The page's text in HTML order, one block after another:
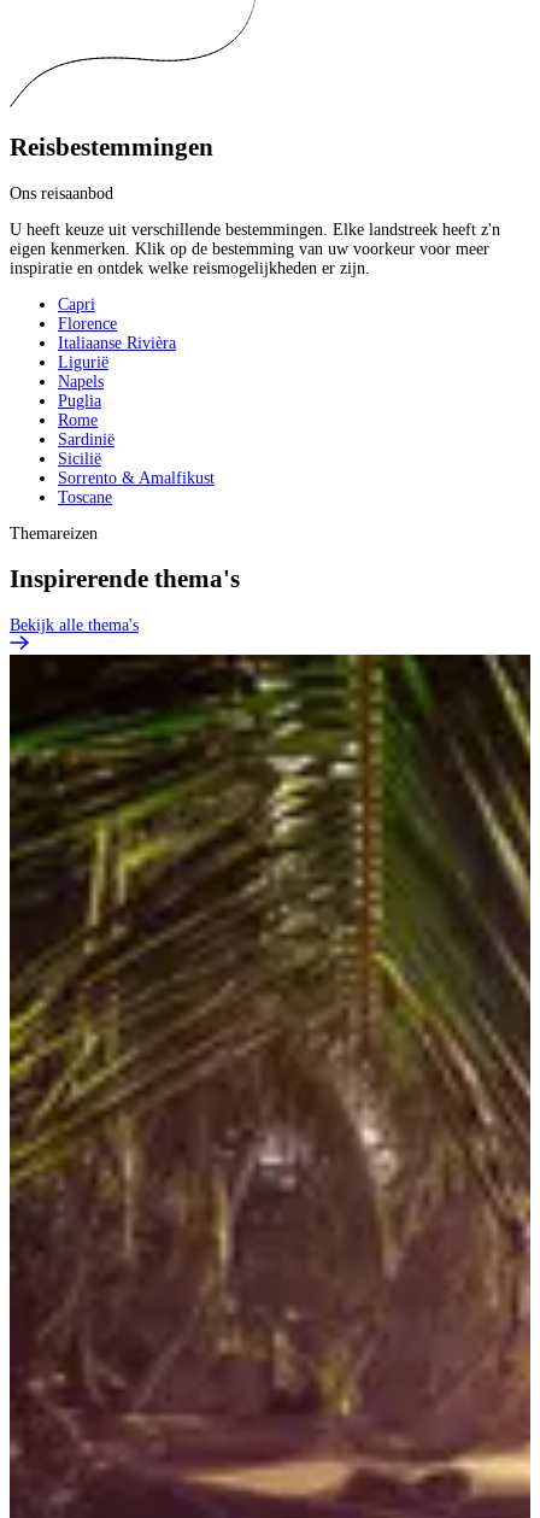
Reisbestemmingen
Ons reisaanbod
U heeft keuze uit verschillende bestemmingen. Elke landstreek heeft z'n
eigen kenmerken. Klik op de bestemming van uw voorkeur voor meer
inspiratie en ontdek welke reismogelijkheden er zijn.
Capri
Florence
Italiaanse Rivièra
Ligurië
Napels
Puglia
Rome
Sardinië
Sicilië
Sorrento & Amalfikust
Toscane
Themareizen
Inspirerende thema's
Bekijk alle thema's